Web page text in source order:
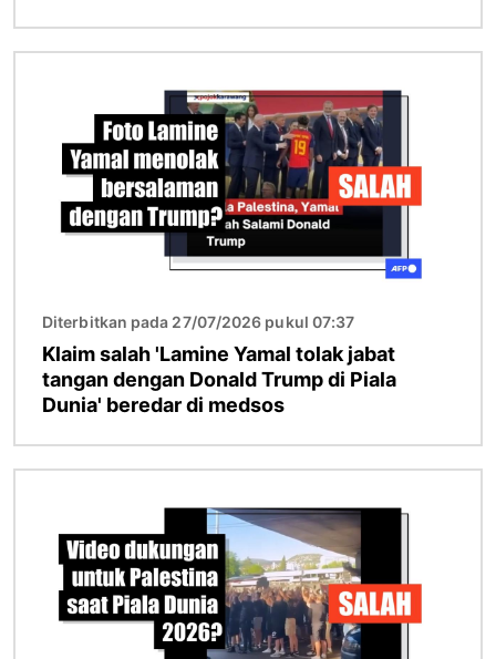
Diterbitkan pada 27/07/2026 pukul 07:37
Klaim salah 'Lamine Yamal tolak jabat
tangan dengan Donald Trump di Piala
Dunia' beredar di medsos